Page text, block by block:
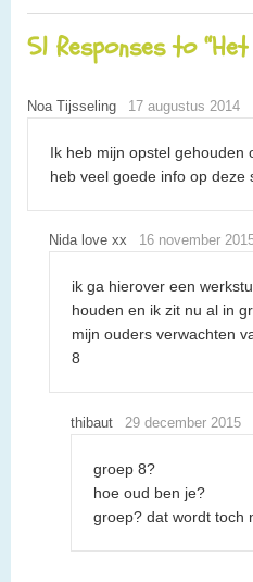
51 Responses to
Noa Tijsseling 17 augustus 2014
Ik heb mijn opstel gehouden
heb veel goede info op deze
Nida love xx 16 november
ik ga hierover een
houden en ik zit nu al in
mijn ouders verwachten
8
thibaut 29 december 2015
groep 8?
hoe oud ben je?
groep? dat wordt toch